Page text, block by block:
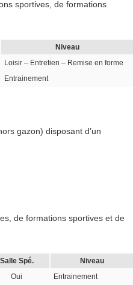
sportives, de formations
Niveau
Loisir – Entretien – Remise en forme
Entrainement
gazon) disposant d’un
de formations sportives et de
Salle Spé.
Niveau
Oui Entrainement